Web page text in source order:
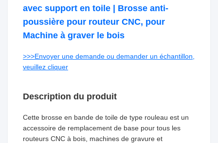
avec support en toile | Brosse anti-
poussière pour routeur CNC, pour
Machine à graver le bois
>>>Envoyer une demande ou demander un échantillon,
veuillez cliquer
Description du produit
Cette brosse en bande de toile de type rouleau est un
accessoire de remplacement de base pour tous les
routeurs CNC à bois, machines de gravure et